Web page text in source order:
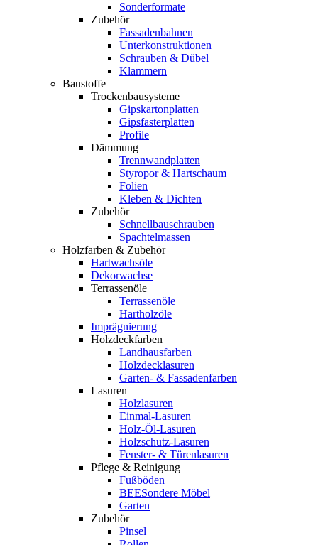
Sonderformate
Zubehör
Fassadenbahnen
Unterkonstruktionen
Schrauben & Dübel
Klammern
Baustoffe
Trockenbausysteme
Gipskartonplatten
Gipsfasterplatten
Profile
Dämmung
Trennwandplatten
Styropor & Hartschaum
Folien
Kleben & Dichten
Zubehör
Schnellbauschrauben
Spachtelmassen
Holzfarben & Zubehör
Hartwachsöle
Dekorwachse
Terrassenöle
Terrassenöle
Hartholzöle
Imprägnierung
Holzdeckfarben
Landhausfarben
Holzdecklasuren
Garten- & Fassadenfarben
Lasuren
Holzlasuren
Einmal-Lasuren
Holz-Öl-Lasuren
Holzschutz-Lasuren
Fenster- & Türenlasuren
Pflege & Reinigung
Fußböden
BEESondere Möbel
Garten
Zubehör
Pinsel